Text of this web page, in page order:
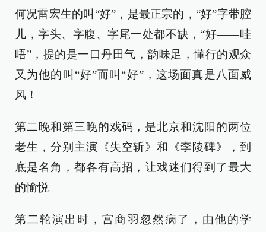
何况雷宏生的叫“好”，是最正宗的，“好”字带腔
儿，字头、字腹、字尾一处都不缺，“好——哇
唔”，提的是一口丹田气，韵味足，懂行的观众
又为他的叫“好”而叫“好”，这场面真是八面威
风！
第二晚和第三晚的戏码，是北京和沈阳的两位
老生，分别主演《失空斩》和《李陵碑》，到
底是名角，都各有高招，让戏迷们得到了最大
的愉悦。
第二轮演出时，宫商羽忽然病了，由他的学